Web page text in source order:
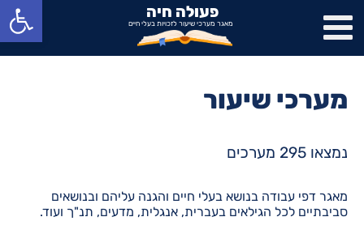
פתח סרגל נגישות פעולה חיה
מאגר מערכי שיעור לזכויות בעלי חיים
מערכי שיעור
נמצאו 295 מערכים
מאגר דפי עבודה בנושא בעלי חיים והגנה עליהם ובנושאים
סביבתיים לכל הגילאים בעברית, אנגלית, מדעים, תנ"ך ועוד.